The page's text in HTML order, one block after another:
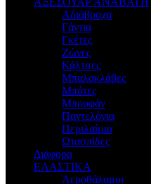
Αδιάβροχα
Γάντια
Γκέτες
Ζώνες
Κάλτσες
Μπαλακλάβες
Μπότες
Μπουφάν
Παντελόνια
Περιλαίμια
Ωτασπίδες
Διάφορα
ΕΛΑΣΤΙΚΑ
Αεροθάλαμοι